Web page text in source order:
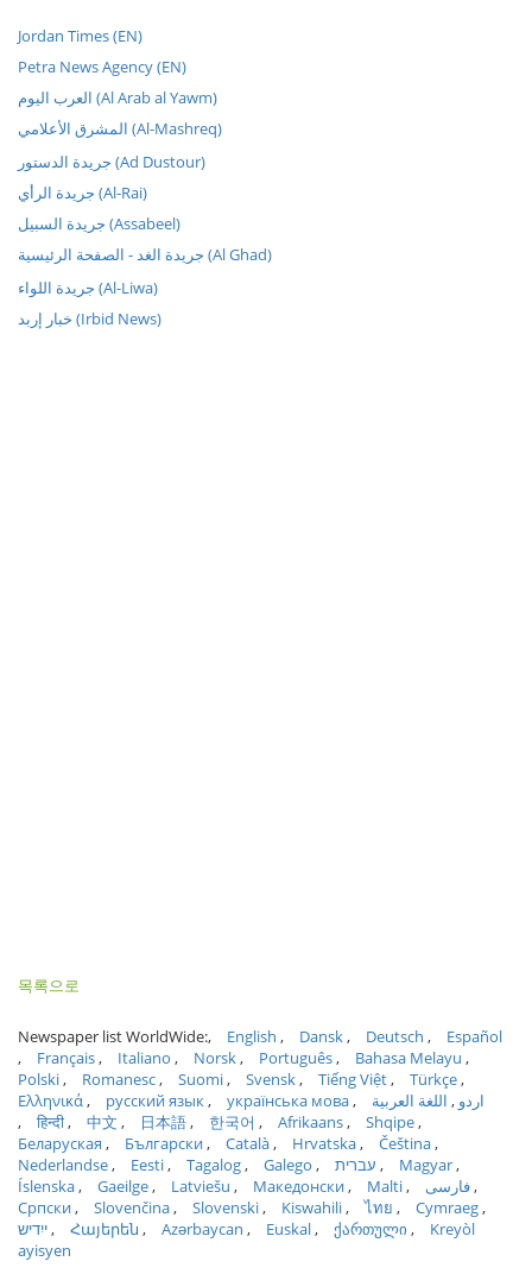
Jordan Times (EN)
Petra News Agency (EN)
العرب اليوم (Al Arab al Yawm)
المشرق الأعلامي (Al-Mashreq)
جريدة الدستور (Ad Dustour)
جريدة الرأي (Al-Rai)
جريدة السبيل (Assabeel)
جريدة الغد - الصفحة الرئيسية (Al Ghad)
جريدة اللواء (Al-Liwa)
خبار إربد (Irbid News)
목록으로
Newspaper list WorldWide: English Dansk Deutsch
Español
Français
Italiano Norsk Português
Bahasa Melayu
Polski
Romanesc Suomi Svensk Tiếng Việt
Türkçe
Ελληνικά
русский язык українська мова اردو
اللغة العربية
हिन्दी
中文 日本語 한국어 Afrikaans
Shqipe
Беларуская
Български Català Hrvatska
Čeština
Nederlandse
Eesti Tagalog Galego עברית
Magyar
Íslenska
Gaeilge Latviešu Македонски Malti
فارسی
Српски
Slovenčina Slovenski Kiswahili ไทย
Cymraeg
ייִדיש
Հայերեն Azərbaycan Euskal ქართული
Kreyòl
ayisyen